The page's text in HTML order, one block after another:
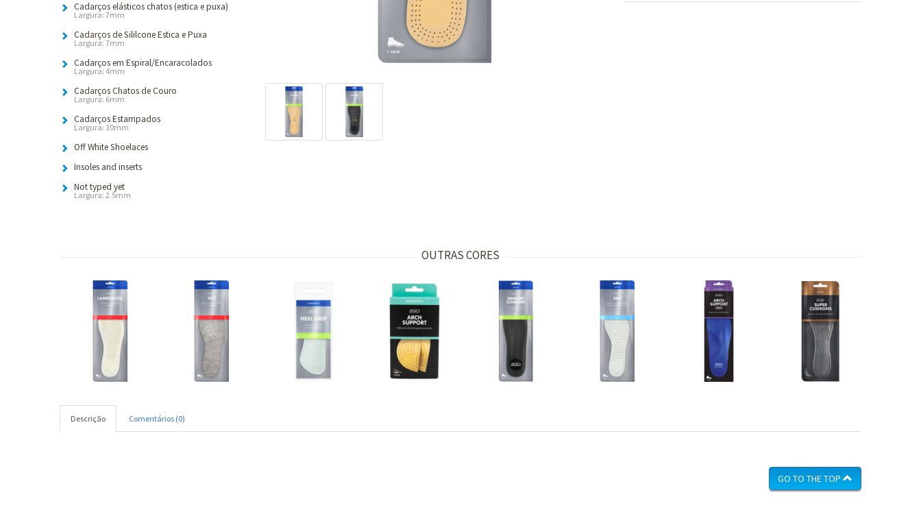
Cadarços elásticos chatos (estica e puxa)
Largura: 7mm
Cadarços de Sililcone Estica e Puxa
Largura: 7mm
Cadarços em Espiral/Encaracolados
Largura: 4mm
Cadarços Chatos de Couro
Largura: 6mm
Cadarços Estampados
Largura: 10mm
Off White Shoelaces
Insoles and inserts
Not typed yet
Largura: 2.5mm
OUTRAS CORES
Descrição Comentários (0)
GO TO THE TOP